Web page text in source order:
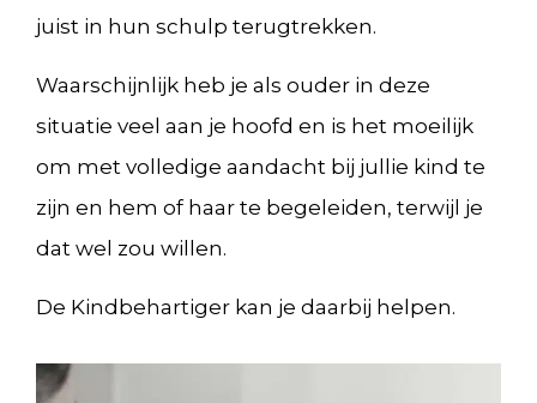
juist in hun schulp terugtrekken.
Waarschijnlijk heb je als ouder in deze
situatie veel aan je hoofd en is het moeilijk
om met volledige aandacht bij jullie kind te
zijn en hem of haar te begeleiden, terwijl je
dat wel zou willen.
De Kindbehartiger kan je daarbij helpen.